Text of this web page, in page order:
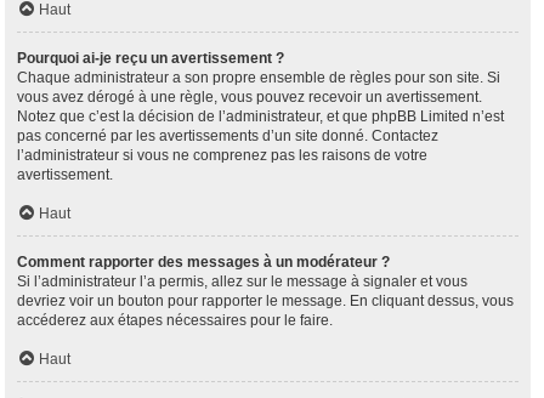
Haut
Pourquoi ai-je reçu un avertissement ?
Chaque administrateur a son propre ensemble de règles pour son site. Si
vous avez dérogé à une règle, vous pouvez recevoir un avertissement.
Notez que c’est la décision de l’administrateur, et que phpBB Limited n’est
pas concerné par les avertissements d’un site donné. Contactez
l’administrateur si vous ne comprenez pas les raisons de votre
avertissement.
Haut
Comment rapporter des messages à un modérateur ?
Si l’administrateur l’a permis, allez sur le message à signaler et vous
devriez voir un bouton pour rapporter le message. En cliquant dessus, vous
accéderez aux étapes nécessaires pour le faire.
Haut